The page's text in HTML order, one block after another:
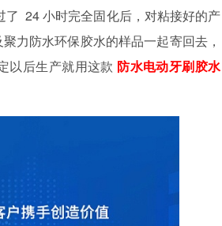
了 24小时完全固化后，对粘接好的产
力防水环保胶水的样品一起寄回去，
以后生产就用这款 防水电动牙刷胶水